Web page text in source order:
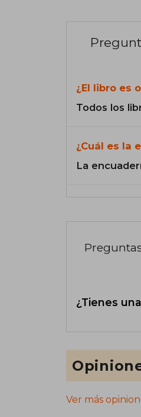
¿El libro es
Todos los
¿Cuál es la
La
¿Tienes
Ver más